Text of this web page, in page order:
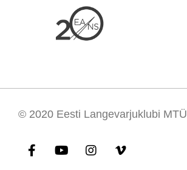
© 2020 Eesti Langevarjuklubi MTÜ